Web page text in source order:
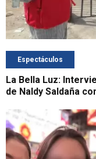
Espectáculos
La Bella Luz:
de Naldy Saldaña